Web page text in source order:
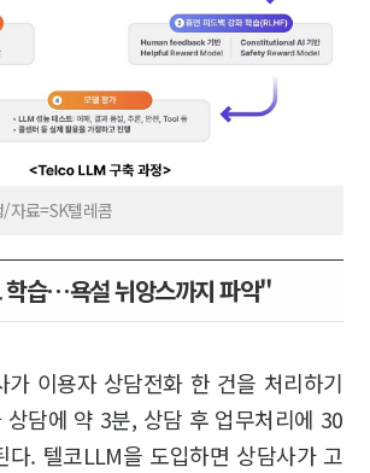
자료=SK텔레콤
습…욕설 뉘앙스까지 파악"
가 이용자 상담전화 한 건을 처리하기
담에 약 3분, 상담 후 업무처리에 30
다. 텔코LLM을 도입하면 상담사가 고